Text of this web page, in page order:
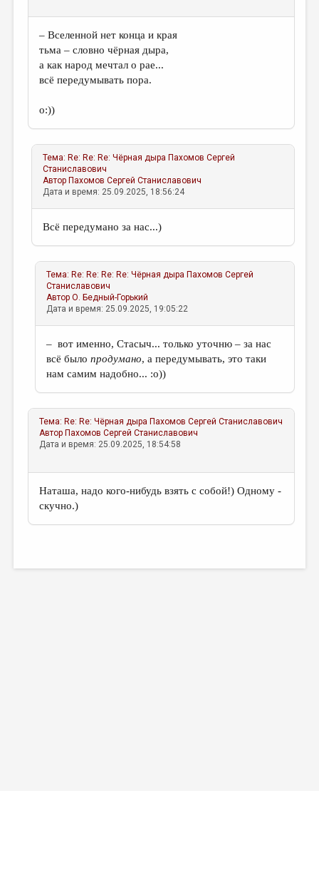
– Вселенной нет конца и края
тьма – словно чёрная дыра,
а как народ мечтал о рае...
всё передумывать пора.
о:))
Тема: Re: Re: Re: Чёрная дыра Пахомов Сергей
Станиславович
Автор Пахомов Сергей Станиславович
Дата и время: 25.09.2025, 18:56:24
Всё передумано за нас...)
Тема: Re: Re: Re: Re: Чёрная дыра Пахомов Сергей
Станиславович
АвторО. Бедный-Горький
Дата и время: 25.09.2025, 19:05:22
– вот именно, Стасыч... только уточню – за нас
всё былопродумано, а передумывать, это таки
нам самим надобно... :о))
Тема: Re: Re: Чёрная дыра Пахомов Сергей Станиславович
Автор Пахомов Сергей Станиславович
Дата и время: 25.09.2025, 18:54:58
Наташа, надо кого-нибудь взять с собой!) Одному -
скучно.)